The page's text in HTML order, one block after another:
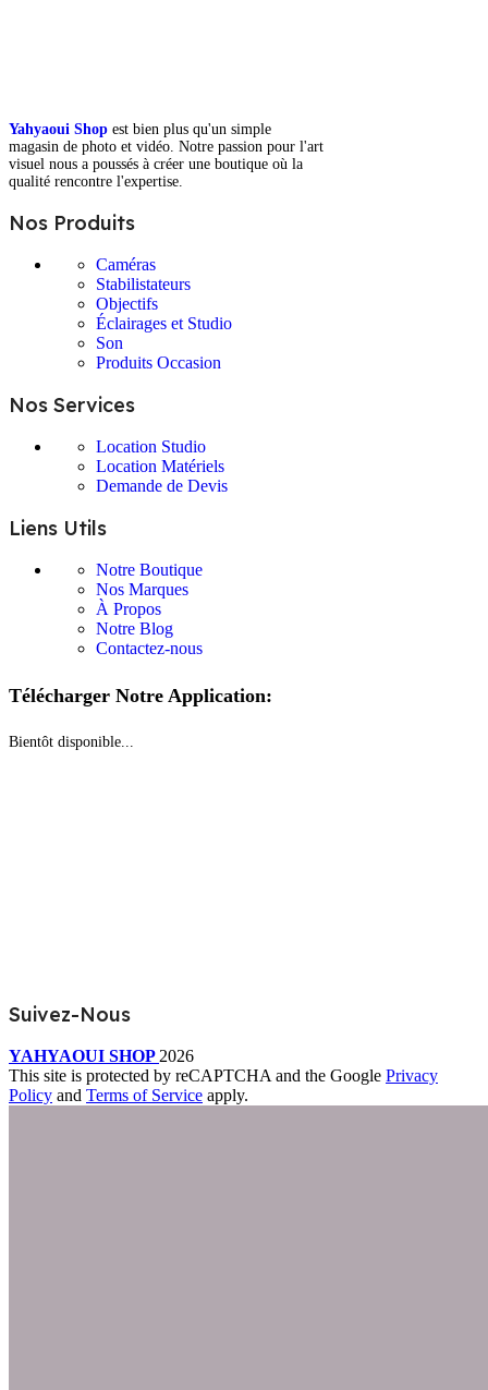
Yahyaoui Shop est bien plus qu'un simple
magasin de photo et vidéo. Notre passion pour l'art
visuel nous a poussés à créer une boutique où la
qualité rencontre l'expertise.
Nos Produits
Caméras
Stabilistateurs
Objectifs
Éclairages et Studio
Son
Produits Occasion
Nos Services
Location Studio
Location Matériels
Demande de Devis
Liens Utils
Notre Boutique
Nos Marques
À Propos
Notre Blog
Contactez-nous
Télécharger Notre Application:
Bientôt disponible...
Suivez-Nous
YAHYAOUI SHOP 2026
This site is protected by reCAPTCHA and the Google Privacy
Policy and Terms of Service apply.